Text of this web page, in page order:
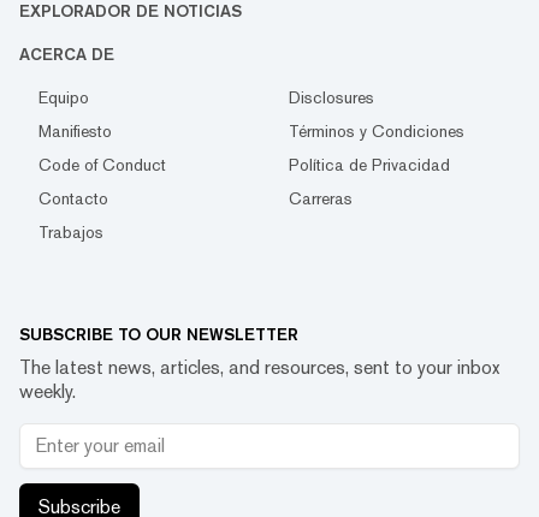
EXPLORADOR DE NOTICIAS
ACERCA DE
Equipo
Disclosures
Manifiesto
Términos y Condiciones
Code of Conduct
Política de Privacidad
Contacto
Carreras
Trabajos
SUBSCRIBE TO OUR NEWSLETTER
The latest news, articles, and resources, sent to your inbox
weekly.
Subscribe